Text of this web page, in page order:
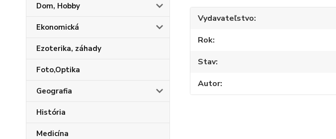
Dom, Hobby
Ekonomická
Ezoterika, záhady
Foto,Optika
Geografia
História
Medicína
Vydavateľstvo
Rok
Stav
Autor